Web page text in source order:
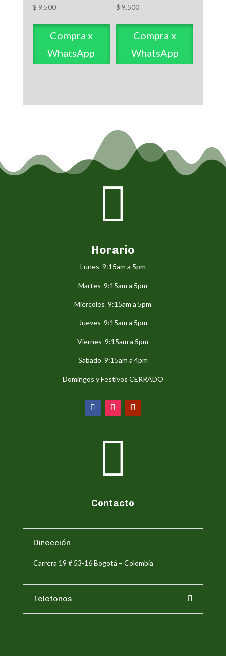
$ 9.500
Compra x
WhatsApp
$ 9.500
Compra x
WhatsApp

Horario
Lunes 9:15am a 5pm
Martes 9:15am a 5pm
Miercoles 9:15am a 5pm
Jueves 9:15am a 5pm
Viernes 9:15am a 5pm
Sabado 9:15am a 4pm
Domingos y Festivos CERRADO

Contacto
Dirección
Carrera 19 # 53-16 Bogotá – Colombia
Telefonos